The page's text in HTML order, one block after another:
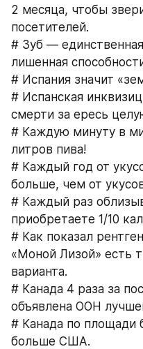
2 месяца, чтобы
посетителей.
# Зуб —
лишенная
# Испания значит
# Испанская
смерти за ересь
# Каждую минуту в
литров пива!
# Каждый год от
больше, чем от
# Каждый раз
приобретаете 1/10
# Как показал
«Моной Лизой» есть
варианта.
# Канада 4 раза за
объявлена ООН
# Канада по площади
больше США.